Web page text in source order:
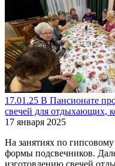
17.01.25 В Пансионате
свечей для отдыхающих,
17 января 2025
На занятиях по
формы подсвечников.